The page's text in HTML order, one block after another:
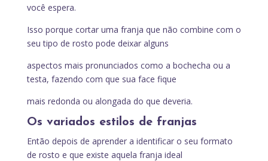
você espera.
Isso porque cortar uma franja que não combine com o
seu tipo de rosto pode deixar alguns
aspectos mais pronunciados como a bochecha ou a
testa, fazendo com que sua face fique
mais redonda ou alongada do que deveria.
Os variados estilos de franjas
Então depois de aprender a identificar o seu formato
de rosto e que existe aquela franja ideal